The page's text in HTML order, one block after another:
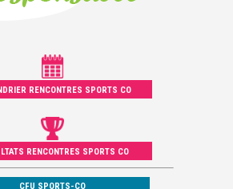
RENCONTRES SPORTS CO
RENCONTRES SPORTS CO
CFU SPORTS-CO